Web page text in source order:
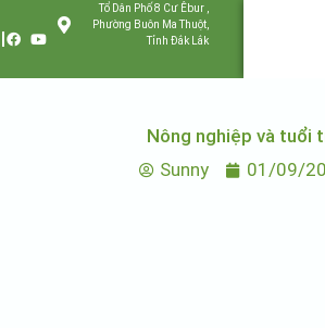
Tổ Dân Phố 8 Cư Êbur ,
Phường Buôn Ma Thuột,
Tỉnh Đắk Lắk
Nông nghiệp và tuổi
Sunny
01/09/